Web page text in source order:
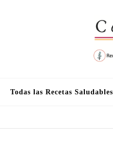
Todas las Recetas Saludables